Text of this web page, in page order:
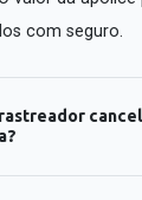
com seguro.